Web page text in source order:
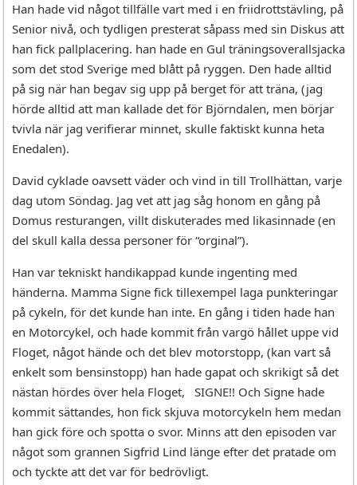
Han hade vid något tillfälle vart med i en friidrottstävling, på
Senior nivå, och tydligen presterat såpass med sin Diskus att
han fick pallplacering. han hade en Gul träningsoverallsjacka
som det stod Sverige med blått på ryggen. Den hade alltid
på sig när han begav sig upp på berget för att träna, (jag
hörde alltid att man kallade det för Björndalen, men börjar
tvivla när jag verifierar minnet, skulle faktiskt kunna heta
Enedalen).
David cyklade oavsett väder och vind in till Trollhättan, varje
dag utom Söndag. Jag vet att jag såg honom en gång på
Domus resturangen, villt diskuterades med likasinnade (en
del skull kalla dessa personer för “orginal”).
Han var tekniskt handikappad kunde ingenting med
händerna. Mamma Signe fick tillexempel laga punkteringar
på cykeln, för det kunde han inte. En gång i tiden hade han
en Motorcykel, och hade kommit från vargö hållet uppe vid
Floget, något hände och det blev motorstopp, (kan vart så
enkelt som bensinstopp) han hade gapat och skrikigt så det
nästan hördes över hela Floget, SIGNE!! Och Signe hade
kommit sättandes, hon fick skjuva motorcykeln hem medan
han gick före och spotta o svor. Minns att den episoden var
något som grannen Sigfrid Lind länge efter det pratade om
och tyckte att det var för bedrövligt.